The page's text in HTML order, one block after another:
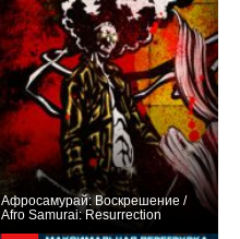
Афросамурай: Воскрешение /
Afro Samurai: Resurrection